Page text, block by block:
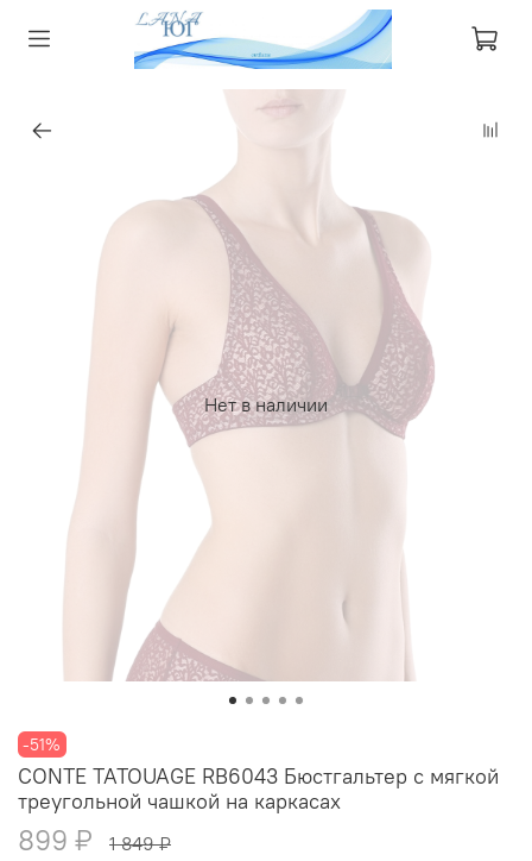
Нет в наличии
-51%
CONTE TATOUAGE RB6043 Бюстгальтер с мягкой
треугольной чашкой на каркасах
899 ₽ 1 849 ₽